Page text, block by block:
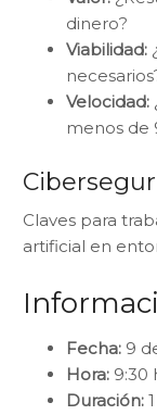
dinero?
Viabilidad:
Velocidad:
menos de
Claves para
artificial en
Fecha: 9
Hora: 9:30
Duración: